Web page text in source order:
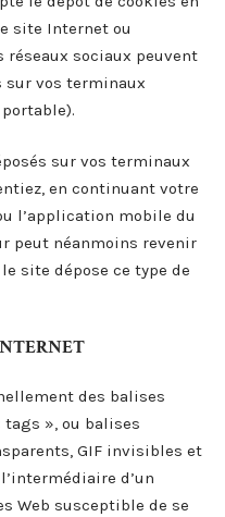
site Internet ou
réseaux sociaux peuvent
sur vos terminaux
sur vos terminaux
en continuant votre
l’application mobile du
peut néanmoins revenir
site dépose ce type de
des balises
», ou balises
GIF invisibles et
d’un
Web susceptible de se